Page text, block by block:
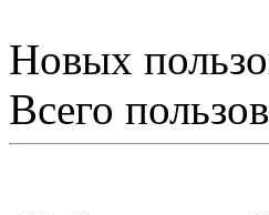
Новых
Всего